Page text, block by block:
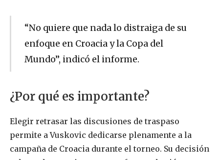
“No quiere que nada lo distraiga de su
enfoque en Croacia y la Copa del
Mundo”, indicó el informe.
¿Por qué es importante?
Elegir retrasar las discusiones de traspaso
permite a Vuskovic dedicarse plenamente a la
campaña de Croacia durante el torneo. Su decisión